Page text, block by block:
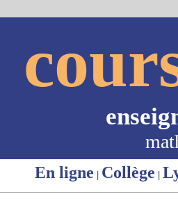
En ligne | Collège |